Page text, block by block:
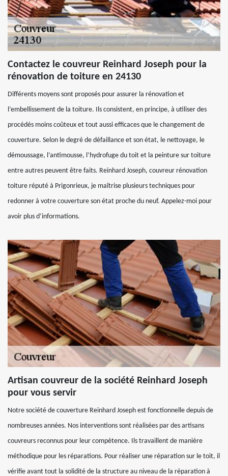
Contactez le couvreur Reinhard Joseph pour la
rénovation de toiture en 24130
Différents moyens sont proposés pour assurer la rénovation et
l’embellissement de la toiture. Ils consistent, en principe, à utiliser des
procédés moins coûteux et tout aussi efficaces que le changement de
couverture. Selon le degré de défaillance et son état, le nettoyage, le
démoussage, l’antimousse, l’hydrofuge du toit et la peinture sur toiture
entre autres peuvent être faits. Reinhard Joseph, couvreur rénovation
toiture réputé à Prigonrieux, je maîtrise plusieurs techniques pour
redonner à votre couverture son état proche du neuf. Appelez-moi pour
avoir plus d’informations.
Artisan couvreur de la société Reinhard Joseph
pour vous servir
Notre société de couverture Reinhard Joseph est fonctionnelle depuis de
nombreuses années. Nos interventions sont réalisées par des artisans
couvreurs reconnus pour leur compétence. Ils travaillent de manière
méthodique pour les réparations. Pour réaliser une réparation sur le toit, il
vérifie avant tout la solidité de la structure au niveau de la réparation à